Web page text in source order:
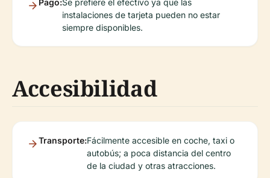
Pago:Se prefiere el efectivo ya que las
instalaciones de tarjeta pueden no estar
siempre disponibles.
Accesibilidad
Transporte:Fácilmente accesible en coche, taxi o
autobús; a poca distancia del centro
de la ciudad y otras atracciones.